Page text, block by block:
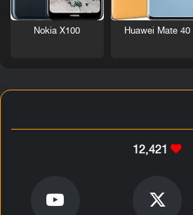
Huawei Mate 40
Nokia X100
12٬421